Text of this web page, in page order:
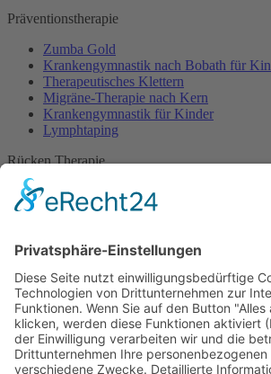
Präventionstherapie
Zumba Gold
Krankengymnastik nach Bobath für
Therapeutisches Klettern
Migräne-Therapie nach Kern
Krankengymnastik für Kinder
Lymphtaping
Rücken Therapie
Therapeutisches Klettern
Entspannungstraining
Zumba Gold
Rückbildungsgymnastik
Kinder Therapie
Krankengymnastik nach Vojta für
Krankengymnastik nach Bobath für
Krankengymnastik für Kinder